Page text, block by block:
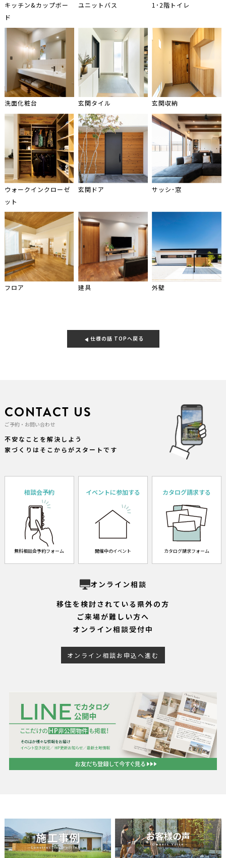
キッチン&カップボー
ド
ユニットバス 1･2階トイレ
洗面化粧台 玄関タイル 玄関収納
ウォークインクローゼ
ット
玄関ドア サッシ･窓
フロア 建具 外壁
仕様の話 TOPへ戻る
CONTACT US
ご予約・お問い合わせ
不安なことを解決しよう
家づくりはそこからがスタートです
相談会予約
無料相談会予約フォーム
イベントに参加する
開催中のイベント
カタログ請求する
カタログ請求フォーム
オンライン相談
移住を検討されている県外の方
ご来場が難しい方へ
オンライン相談受付中
オンライン相談お申込へ進む